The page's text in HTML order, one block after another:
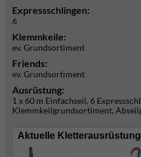
Expressschlingen:
6
Klemmkeile:
ev. Grundsortiment
Friends:
ev. Grundsortiment
Ausrüstung:
1 x 60 m Einfachseil, 6
Klemmkeilgrundsortiment,
Aktuelle Kletterausrüstung